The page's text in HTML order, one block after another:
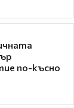
по-късно